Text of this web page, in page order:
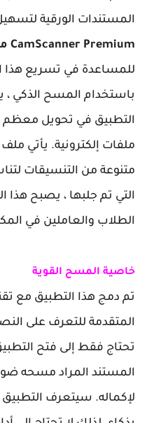
المستندات الورقية
CamScanner Premium مهكر كامل
للمساعدة في تسريع هذا
باستخدام المسح الذكي
التطبيق في تحويل معظم
ملفات إلكترونية. يأتي
متنوعة من التنسيقات
التي تم جلبها ، يصبح هذا
الطلاب والعاملين في
خاصية المسح القوية
تم دمج هذا التطبيق مع
المتقدمة للتعرف على
تحتاج فقط إلى فتح
المستند المراد مسحه
لإكماله. سيتعرف